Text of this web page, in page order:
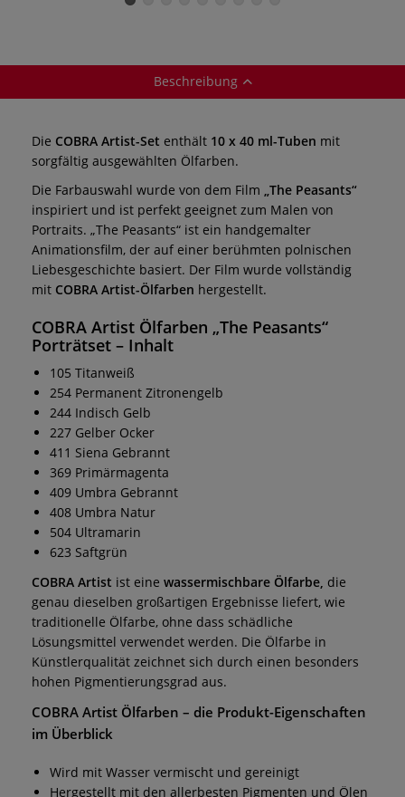
Beschreibung
Die COBRA Artist-Set enthält 10 x 40 ml-Tuben mit
sorgfältig ausgewählten Ölfarben.
Die Farbauswahl wurde von dem Film „The Peasants“
inspiriert und ist perfekt geeignet zum Malen von
Portraits. „The Peasants“ ist ein handgemalter
Animationsfilm, der auf einer berühmten polnischen
Liebesgeschichte basiert. Der Film wurde vollständig
mit COBRA Artist-Ölfarben hergestellt.
COBRA Artist Ölfarben „The Peasants“
Porträtset – Inhalt
105 Titanweiß
254 Permanent Zitronengelb
244 Indisch Gelb
227 Gelber Ocker
411 Siena Gebrannt
369 Primärmagenta
409 Umbra Gebrannt
408 Umbra Natur
504 Ultramarin
623 Saftgrün
COBRA Artist ist eine wassermischbare Ölfarbe, die
genau dieselben großartigen Ergebnisse liefert, wie
traditionelle Ölfarbe, ohne dass schädliche
Lösungsmittel verwendet werden. Die Ölfarbe in
Künstlerqualität zeichnet sich durch einen besonders
hohen Pigmentierungsgrad aus.
COBRA Artist Ölfarben – die Produkt-Eigenschaften
im Überblick
Wird mit Wasser vermischt und gereinigt
Hergestellt mit den allerbesten Pigmenten und Ölen